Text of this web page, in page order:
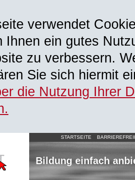
verwendet
Ihnen ein gutes
zu verbessern.
Sie sich hiermit
die Nutzung Ihrer
STARTSEITE
Bildung einfach